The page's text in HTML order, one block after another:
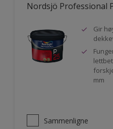
Nordsjö Professional
Gir
mm
Sammenligne